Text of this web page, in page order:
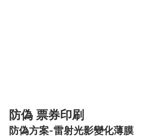
防偽 票券印刷
防偽方案-雷射光影變化薄膜